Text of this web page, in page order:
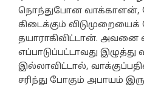
நொந்துபோன வாக்காளன்,
கிடைக்கும்
தயாராகிவிட்டான். அவனை
எப்பாடுப்பட்டாவது
இல்லாவிட்டால்,
சரிந்து போகும் அபாயம்